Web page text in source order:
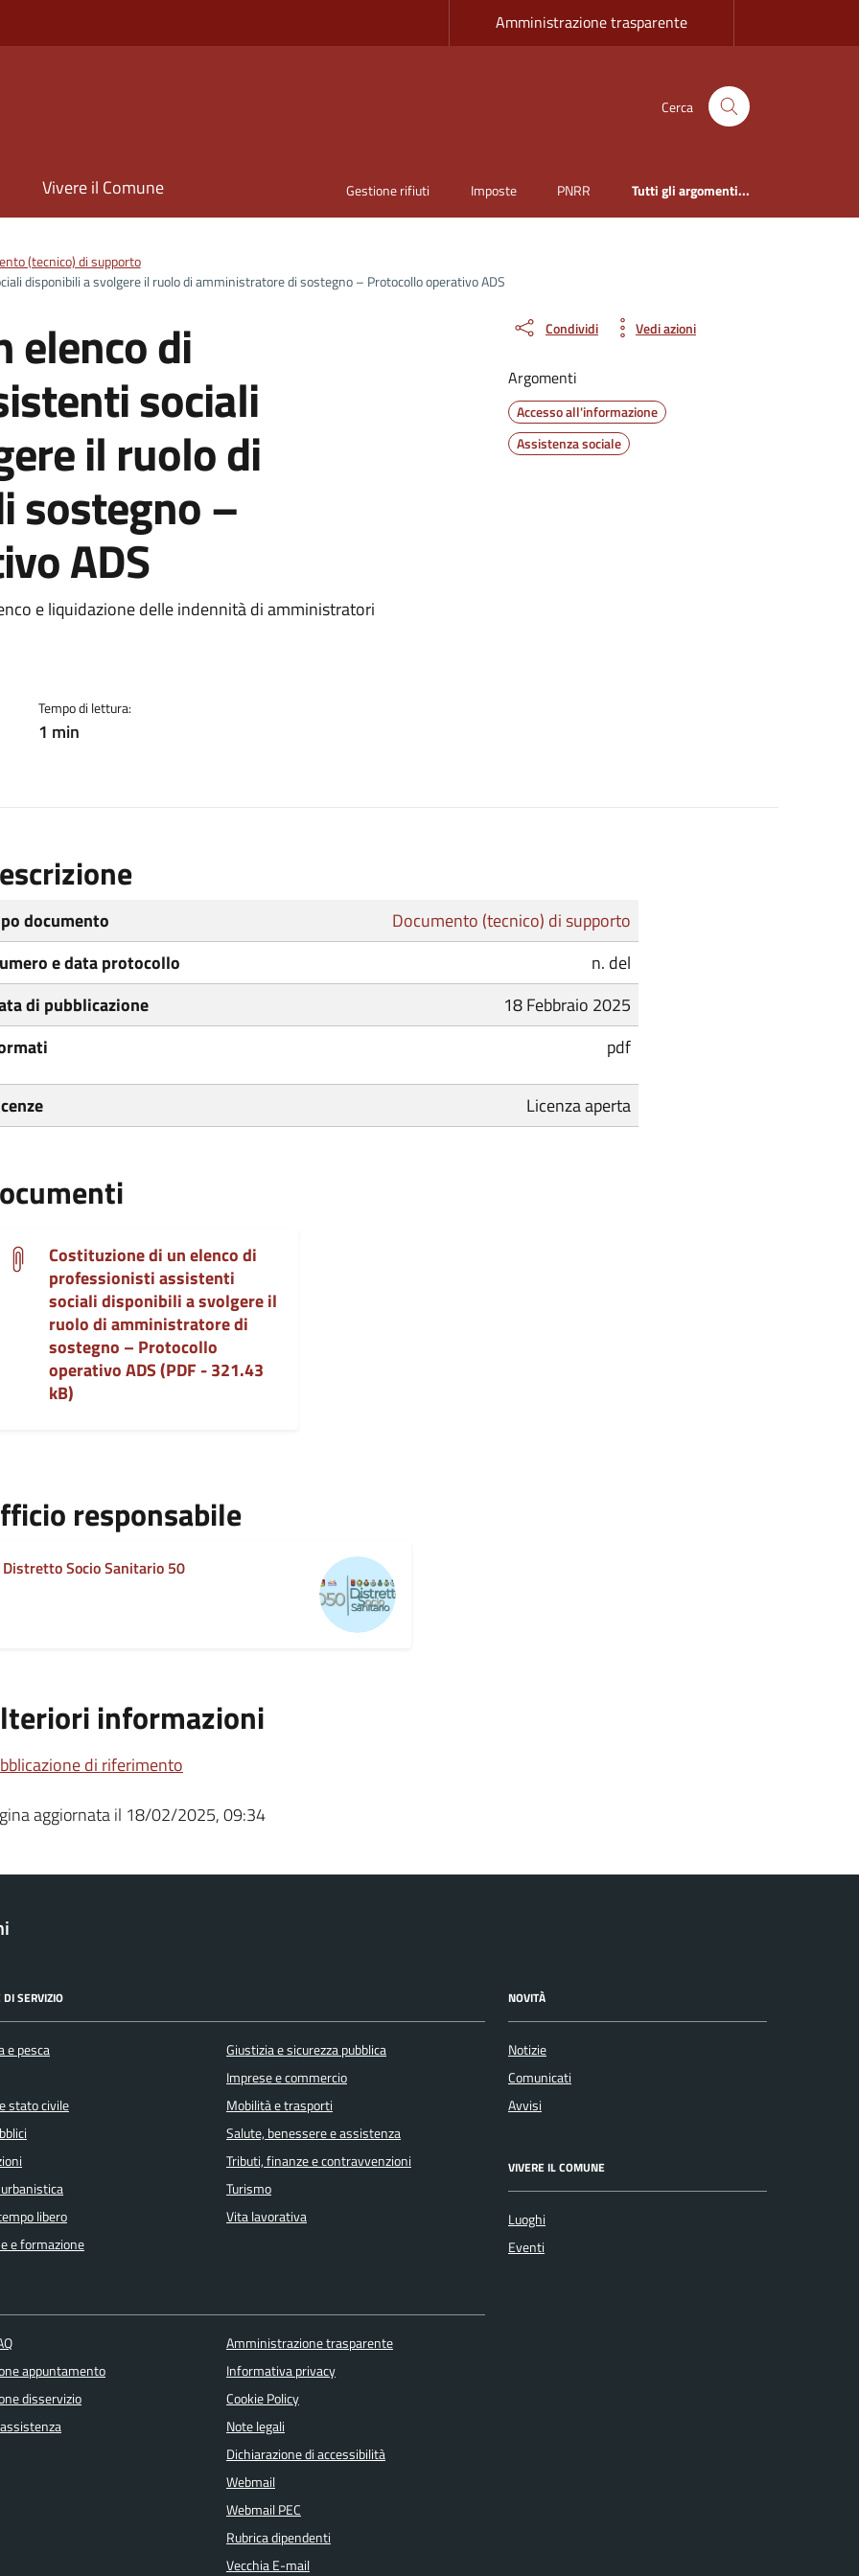
Amministrazione trasparente
Cerca
Vivere il Comune Gestione rifiuti Imposte PNRR Tutti gli argomenti...
(tecnico) di supporto
disponibili a svolgere il ruolo di amministratore di sostegno – Protocollo operativo ADS
elenco di
sociali
il ruolo di
sostegno –
ADS
e liquidazione delle indennità di amministratori
Tempo di lettura:
1 min
Condividi Vedi azioni
Argomenti
Accesso all'informazione
Assistenza sociale
documento
Documento (tecnico) di supporto
e data protocollo
n. del
di pubblicazione
18 Febbraio 2025
pdf
Licenza aperta
Costituzione di un elenco di
professionisti assistenti
sociali disponibili a svolgere il
ruolo di amministratore di
sostegno – Protocollo
operativo ADS (PDF - 321.43
kB)
responsabile
Distretto Socio Sanitario 50
informazioni
di riferimento
aggiornata il 18/02/2025, 09:34
DI SERVIZIO
e pesca
stato civile
libero
e formazione
Giustizia e sicurezza pubblica
Imprese e commercio
Mobilità e trasporti
Salute, benessere e assistenza
Tributi, finanze e contravvenzioni
Turismo
Vita lavorativa
NOVITÀ
Notizie
Comunicati
Avvisi
VIVERE IL COMUNE
Luoghi
Eventi
appuntamento
disservizio
Amministrazione trasparente
Informativa privacy
Cookie Policy
Note legali
Dichiarazione di accessibilità
Webmail
Webmail PEC
Rubrica dipendenti
Vecchia E-mail